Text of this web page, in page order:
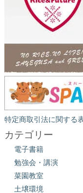
特定商取引法に関する
カテゴリー
電子書籍
勉強会・講演
菜園教室
土壌環境